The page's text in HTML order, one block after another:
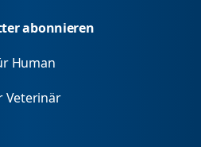
abonnieren
Human
Veterinär